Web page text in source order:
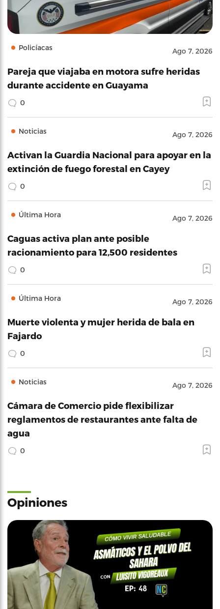
Policíacas Ago 7, 2026
Pareja que viajaba en motora sufre heridas
durante accidente en Guayama
0
Noticias Ago 7, 2026
Activan la Guardia Nacional para apoyar en la
extinción de fuego forestal en Cayey
0
Última Hora Ago 7, 2026
Caguas activa plan ante posible
racionamiento para 12,500 residentes
0
Última Hora Ago 7, 2026
Muerte violenta y mujer herida de bala en
Fajardo
0
Noticias Ago 7, 2026
Cámara de Comercio pide flexibilizar
reglamentos de restaurantes ante falta de
agua
0
Opiniones